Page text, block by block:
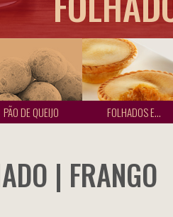
PÃO DE QUEIJO FOLHADOS E...
| FRANGO